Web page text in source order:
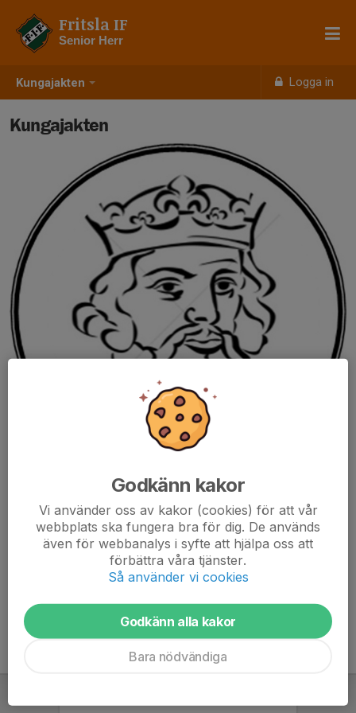
Kungajakten Logga in
Fritsla IF
Senior Herr
Kungajakten
Efter varje A-lagsseriematch delas kungar ut till de bästa
fritslaspelarna i matchen. Den bästa får tre kungar, den näst
bästa får två, och den tredje bästa får en. Dessa räknas sedan
samman till en tabell, och efter varje säsong utses en vinnare.
Godkänn kakor
Vi använder oss av kakor (cookies) för att vår
webbplats ska fungera bra för dig. De används
även för webbanalys i syfte att hjälpa oss att
förbättra våra tjänster.
Så använder vi cookies
Godkänn alla kakor
Bara nödvändiga